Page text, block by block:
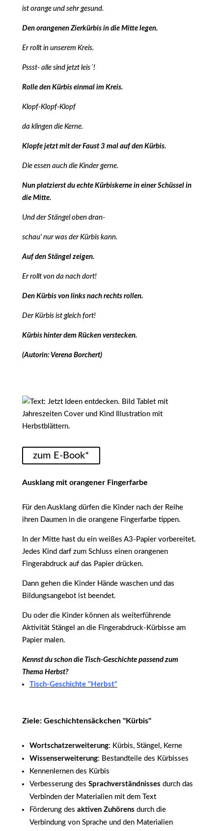
ist orange und sehr gesund.
Den orangenen Zierkürbis in die Mitte legen.
Er rollt in unserem Kreis.
Pssst- alle sind jetzt leis´!
Rolle den Kürbis einmal im Kreis.
Klopf-Klopf-Klopf
da klingen die Kerne.
Klopfe jetzt mit der Faust 3 mal auf den Kürbis.
Die essen auch die Kinder gerne.
Nun platzierst du echte Kürbiskerne in einer Schüssel in
die Mitte.
Und der Stängel oben dran-
schau' nur was der Kürbis kann.
Auf den Stängel zeigen.
Er rollt von da nach dort!
Den Kürbis von links nach rechts rollen.
Der Kürbis ist gleich fort!
Kürbis hinter dem Rücken verstecken.
(Autorin: Verena Borchert)
zum E-Book*
Ausklang mit orangener Fingerfarbe
Für den Ausklang dürfen die Kinder nach der Reihe
ihren Daumen in die orangene Fingerfarbe tippen.
In der Mitte hast du ein weißes A3-Papier vorbereitet.
Jedes Kind darf zum Schluss einen orangenen
Fingerabdruck auf das Papier drücken.
Dann gehen die Kinder Hände waschen und das
Bildungsangebot ist beendet.
Du oder die Kinder können als weiterführende
Aktivität Stängel an die Fingerabdruck-Kürbisse am
Papier malen.
Kennst du schon die Tisch-Geschichte passend zum
Thema Herbst?
Tisch-Geschichte "Herbst"
Ziele: Geschichtensäckchen "Kürbis"
Wortschatzerweiterung: Kürbis, Stängel, Kerne
Wissenserweiterung: Bestandteile des Kürbisses
Kennenlernen des Kürbis
Verbesserung des Sprachverständnisses durch das
Verbinden der Materialien mit dem Text
Förderung des aktiven Zuhörens durch die
Verbindung von Sprache und den Materialien